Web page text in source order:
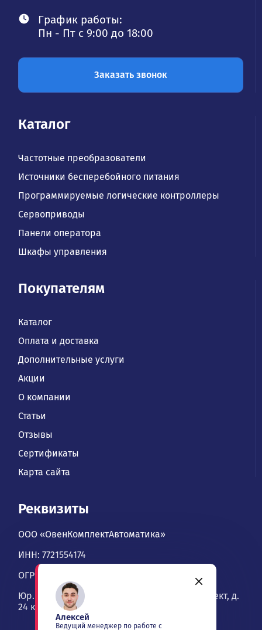
График работы:
Пн - Пт с 9:00 до 18:00
Заказать звонок
Каталог
Частотные преобразователи
Источники бесперебойного питания
Программируемые логические контроллеры
Сервоприводы
Панели оператора
Шкафы управления
Покупателям
Каталог
Оплата и доставка
Дополнительные услуги
Акции
О компании
Статьи
Отзывы
Сертификаты
Карта сайта
Реквизиты
ООО «ОвенКомплектАвтоматика»
ИНН: 7721554174
ОГРН: 1067746534900
Юр. адрес: 109428, Москва, Рязанский проспект, д.
24 к. 2, офис 1101
Алексей
Ведущий менеджер по работе с